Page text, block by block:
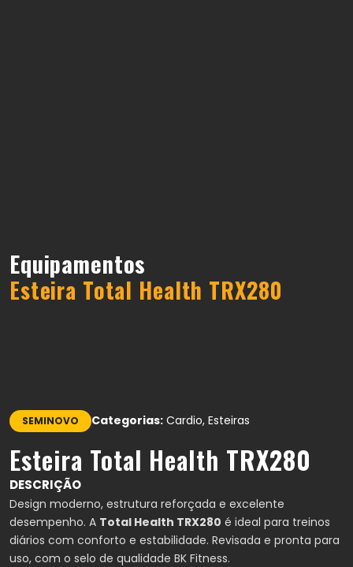
Equipamentos
Esteira Total Health TRX280
SEMINOVO Categorias: Cardio, Esteiras
Esteira Total Health TRX280
DESCRIÇÃO
Design moderno, estrutura reforçada e excelente
desempenho. A Total Health TRX280 é ideal para treinos
diários com conforto e estabilidade. Revisada e pronta para
uso, com o selo de qualidade BK Fitness.